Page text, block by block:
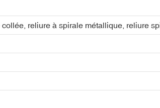
reliure à spirale métallique, reliure